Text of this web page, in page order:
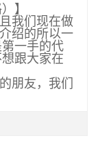
】
我们现在做
绍的所以一
一手的代
跟大家在
朋友，我们